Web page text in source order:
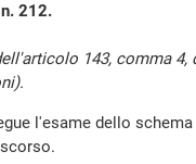
212.
143, comma
l'esame dello schema